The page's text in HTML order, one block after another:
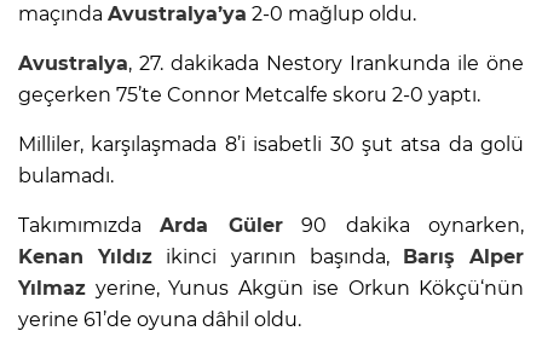
maçında Avustralya’ya 2-0 mağlup oldu.
Avustralya, 27. dakikada Nestory Irankunda ile öne
geçerken 75’te Connor Metcalfe skoru 2-0 yaptı.
Milliler, karşılaşmada 8’i isabetli 30 şut atsa da golü
bulamadı.
TakımımızdaArda Güler90 dakika oynarken,
Kenan Yıldız ikinci yarının başında, Barış Alper
Yılmaz yerine, Yunus Akgün ise Orkun Kökçü‘nün
yerine 61’de oyuna dâhil oldu.